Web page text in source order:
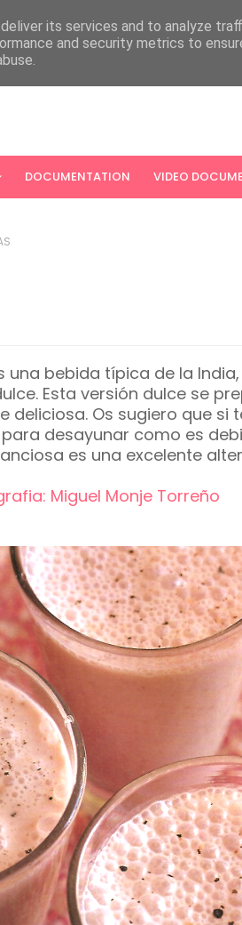
DOCUMENTATION VIDEO
una bebida típica de la
Esta versión dulce se
deliciosa. Os sugiero que si
desayunar como es
es una excelente
Miguel Monje Torreño
its services and to analyze
and security metrics to